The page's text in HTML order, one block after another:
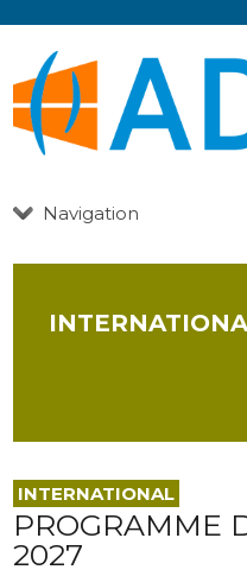
Navigation
INTERNATIONAL
PROGRAMME
2027